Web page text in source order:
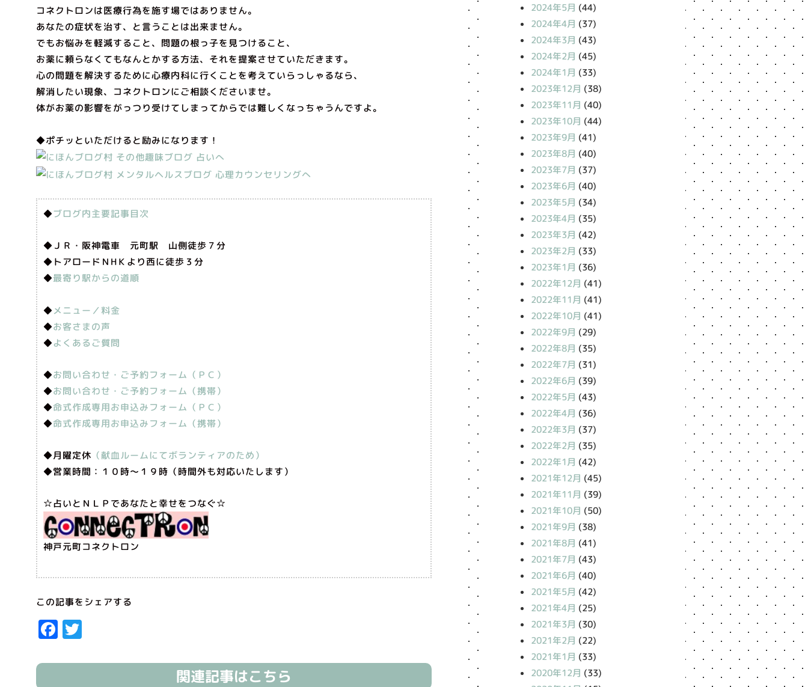
コネクトロンは医療行為を施す場ではありません。
あなたの症状を治す、と言うことは出来ません。
でもお悩みを軽減すること、問題の根っ子を見つけること、
お薬に頼らなくてもなんとかする方法、それを提案させていただきます。
心の問題を解決するために心療内科に行くことを考えていらっしゃるなら、
解消したい現象、コネクトロンにご相談くださいませ。
体がお薬の影響をがっつり受けてしまってからでは難しくなっちゃうんですよ。
◆ポチッといただけると励みになります！
◆ブログ内主要記事目次
◆ＪＲ・阪神電車 元町駅 山側徒歩７分
◆トアロードＮHＫより西に徒歩３分
◆最寄り駅からの道順
◆メニュー／料金
◆お客さまの声
◆よくあるご質問
◆お問い合わせ・ご予約フォーム（ＰＣ）
◆お問い合わせ・ご予約フォーム（携帯）
◆命式作成専用お申込みフォーム（ＰＣ）
◆命式作成専用お申込みフォーム（携帯）
◆月曜定休 （献血ルームにてボランティアのため）
◆営業時間：１０時〜１９時（時間外も対応いたします）
☆占いとＮＬＰであなたと幸せをつなぐ☆
神戸元町コネクトロン
この記事をシェアする
Facebook
関連記事はこちら
2024年5月 (44)
2024年4月 (37)
2024年3月 (43)
2024年2月 (45)
2024年1月 (33)
2023年12月 (38)
2023年11月 (40)
2023年10月 (44)
2023年9月 (41)
2023年8月 (40)
2023年7月 (37)
2023年6月 (40)
2023年5月 (34)
2023年4月 (35)
2023年3月 (42)
2023年2月 (33)
2023年1月 (36)
2022年12月 (41)
2022年11月 (41)
2022年10月 (41)
2022年9月 (29)
2022年8月 (35)
2022年7月 (31)
2022年6月 (39)
2022年5月 (43)
2022年4月 (36)
2022年3月 (37)
2022年2月 (35)
2022年1月 (42)
2021年12月 (45)
2021年11月 (39)
2021年10月 (50)
2021年9月 (38)
2021年8月 (41)
2021年7月 (43)
2021年6月 (40)
2021年5月 (42)
2021年4月 (25)
2021年3月 (30)
2021年2月 (22)
2021年1月 (33)
2020年12月 (33)